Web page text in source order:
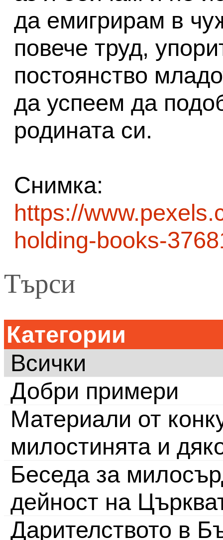
да емигрирам в
повече труд,
постоянство
да успеем да
родината си.
Снимка:
https://
holding-books-
Търси
Категории
Всички
Добри примери
Материали от
милостинята и
Беседа за
дейност на
Дарителството в